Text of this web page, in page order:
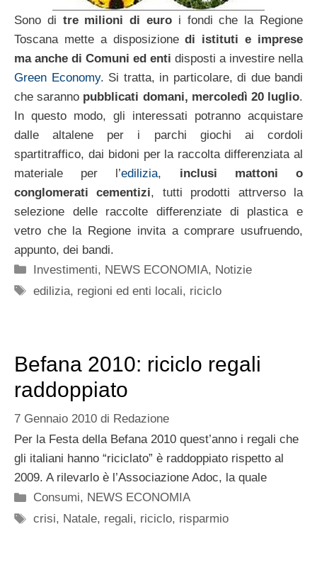
Sono di tre milioni di euro i fondi che la Regione
Toscana mette a disposizionedi istituti e imprese
ma anche di Comuni ed enti disposti a investire nella
Green Economy. Si tratta, in particolare, di due bandi
che saranno pubblicati domani, mercoledì 20 luglio.
In questo modo, gli interessati potranno acquistare
dalle altalene per i parchi giochi ai cordoli
spartitraffico, dai bidoni per la raccolta differenziata al
materiale per l’edilizia, inclusi mattoni o
conglomerati cementizi, tutti prodotti attrverso la
selezione delle raccolte differenziate di plastica e
vetro che la Regione invita a comprare usufruendo,
appunto, dei bandi.
Categorie
Investimenti, NEWS ECONOMIA, Notizie
Tag
edilizia, regioni ed enti locali, riciclo
Befana 2010: riciclo regali
raddoppiato
7 Gennaio 2010 di Redazione
Per la Festa della Befana 2010 quest’anno i regali che
gli italiani hanno “riciclato” è raddoppiato rispetto al
2009. A rilevarlo è l’Associazione Adoc, la quale
Categorie
Consumi, NEWS ECONOMIA
Tag
crisi, Natale, regali, riciclo, risparmio